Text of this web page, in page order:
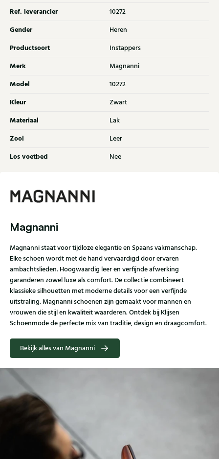
Ref. leverancier 10272
Gender Heren
Productsoort Instappers
Merk Magnanni
Model 10272
Kleur Zwart
Materiaal Lak
Zool Leer
Los voetbed Nee
Magnanni
Magnanni staat voor tijdloze elegantie en Spaans vakmanschap.
Elke schoen wordt met de hand vervaardigd door ervaren
ambachtslieden. Hoogwaardig leer en verfijnde afwerking
garanderen zowel luxe als comfort. De collectie combineert
klassieke silhouetten met moderne details voor een verfijnde
uitstraling. Magnanni schoenen zijn gemaakt voor mannen en
vrouwen die stijl en kwaliteit waarderen. Ontdek bij Klijsen
Schoenmode de perfecte mix van traditie, design en draagcomfort.
Bekijk alles van Magnanni